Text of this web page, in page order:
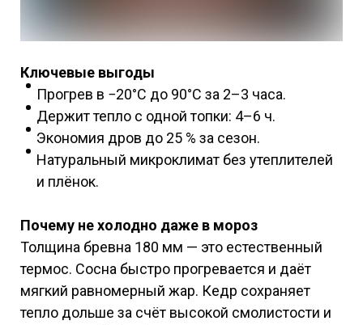
Ключевые выгоды
Прогрев в −20°C до 90°C за 2–3 часа.
Держит тепло с одной топки: 4–6 ч.
Экономия дров до 25 % за сезон.
Натуральный микроклимат без утеплителей
и плёнок.
Почему не холодно даже в мороз
Толщина бревна 180 мм — это естественный
термос. Сосна быстро прогревается и даёт
мягкий равномерный жар. Кедр сохраняет
тепло дольше за счёт высокой смолистости и